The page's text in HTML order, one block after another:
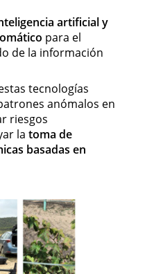
artificial y
para el
de la información
tecnologías
anómalos en
riesgos
latoma de
basadas en